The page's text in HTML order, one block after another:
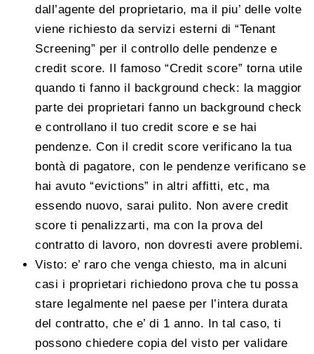
dall’agente del proprietario, ma il piu’ delle volte
viene richiesto da servizi esterni di “Tenant
Screening” per il controllo delle pendenze e
credit score. Il famoso “Credit score” torna utile
quando ti fanno il background check: la maggior
parte dei proprietari fanno un background check
e controllano il tuo credit score e se hai
pendenze. Con il credit score verificano la tua
bontà di pagatore, con le pendenze verificano se
hai avuto “evictions” in altri affitti, etc, ma
essendo nuovo, sarai pulito. Non avere credit
score ti penalizzarti, ma con la prova del
contratto di lavoro, non dovresti avere problemi.
Visto: e’ raro che venga chiesto, ma in alcuni
casi i proprietari richiedono prova che tu possa
stare legalmente nel paese per l’intera durata
del contratto, che e’ di 1 anno. In tal caso, ti
possono chiedere copia del visto per validare